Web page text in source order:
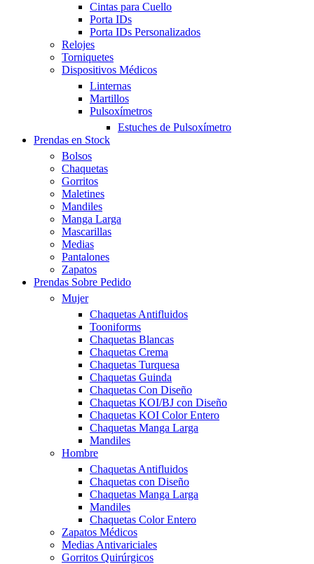
Cintas para Cuello
Porta IDs
Porta IDs Personalizados
Relojes
Torniquetes
Dispositivos Médicos
Linternas
Martillos
Pulsoxímetros
Estuches de Pulsoxímetro
Prendas en Stock
Bolsos
Chaquetas
Gorritos
Maletines
Mandiles
Manga Larga
Mascarillas
Medias
Pantalones
Zapatos
Prendas Sobre Pedido
Mujer
Chaquetas Antifluidos
Tooniforms
Chaquetas Blancas
Chaquetas Crema
Chaquetas Turquesa
Chaquetas Guinda
Chaquetas Con Diseño
Chaquetas KOI/BJ con Diseño
Chaquetas KOI Color Entero
Chaquetas Manga Larga
Mandiles
Hombre
Chaquetas Antifluidos
Chaquetas con Diseño
Chaquetas Manga Larga
Mandiles
Chaquetas Color Entero
Zapatos Médicos
Medias Antivariciales
Gorritos Quirúrgicos